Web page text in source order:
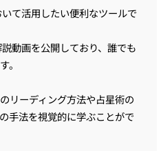
て活用したい便利なツールで
動画を公開しており、誰でも
。
リーディング方法や占星術の
手法を視覚的に学ぶことがで